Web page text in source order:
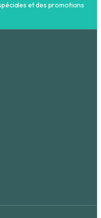
et des promotions